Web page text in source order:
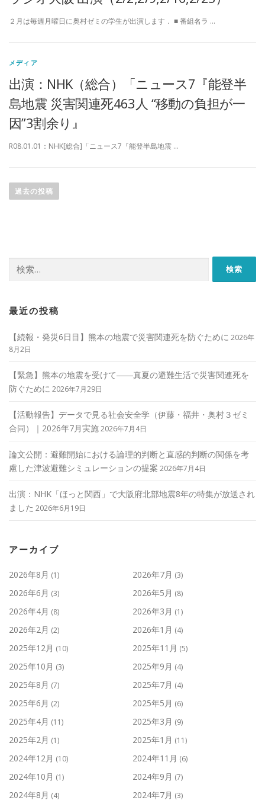
２月は毎週月曜日に奥村ゼミの学生が出演します． ■ 番組名ラ …
メディア
出演：NHK（総合）「ニュース7『能登半
島地震 災害関連死463人 “移動の負担が一
因”3割余り』
R08.01.01：NHK[総合]「ニュース7『能登半島地震 …
稿
シ
過去の投稿
索:
最近の投稿
【続報・発災6日目】熊本の地震で災害関連死を防ぐために 2026年
8月2日
【緊急】熊本の地震を受けて――真夏の避難生活で災害関連死を
防ぐために 2026年7月29日
【活動報告】データで見る社会安全学（伊藤・福井・奥村３ゼミ
合同）｜2026年7月実施2026年7月4日
論文公開：避難開始における論理的判断と直感的判断の関係を考
慮した津波避難シミュレーションの提案 2026年7月4日
出演：NHK「ほっと関西」で大阪府北部地震8年の特集が放送され
ました 2026年6月19日
アーカイブ
2026年8月 (1) 2026年7月 (3)
2026年6月 (3) 2026年5月 (8)
2026年4月 (8) 2026年3月 (1)
2026年2月 (2) 2026年1月 (4)
2025年12月 (10) 2025年11月 (5)
2025年10月 (3) 2025年9月 (4)
2025年8月 (7) 2025年7月 (4)
2025年6月 (2) 2025年5月 (6)
2025年4月 (11) 2025年3月 (9)
2025年2月 (1) 2025年1月 (11)
2024年12月 (10) 2024年11月 (6)
2024年10月 (1) 2024年9月 (7)
2024年8月 (4) 2024年7月 (3)